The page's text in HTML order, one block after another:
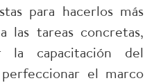
para hacerlos más
las tareas concretas,
la capacitación del
perfeccionar el marco